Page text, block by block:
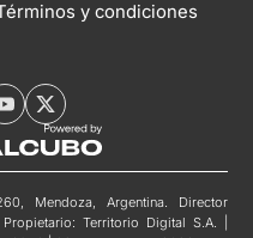
y condiciones
Mendoza, Argentina. Director
Territorio Digital S.A. |